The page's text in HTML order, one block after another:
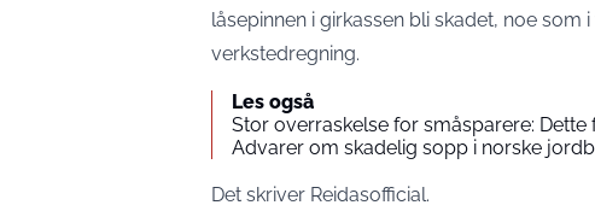
låsepinnen i girkassen bli skadet, noe som
verkstedregning.
Les også
Stor overraskelse for småsparere: Dette
Advarer om skadelig sopp i norske
Det skriver Reidasofficial.